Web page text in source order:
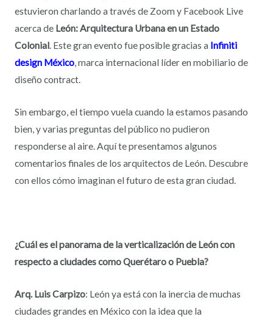
estuvieron charlando a través de Zoom y Facebook Live
acerca de León: Arquitectura Urbana en un Estado
Colonial. Este gran evento fue posible gracias a Infiniti
design México, marca internacional líder en mobiliario de
diseño contract.
Sin embargo, el tiempo vuela cuando la estamos pasando
bien, y varias preguntas del público no pudieron
responderse al aire. Aquí te presentamos algunos
comentarios finales de los arquitectos de León. Descubre
con ellos cómo imaginan el futuro de esta gran ciudad.
¿Cuál es el panorama de la verticalización de León con
respecto a ciudades como Querétaro o Puebla?
Arq. Luis Carpizo: León ya está con la inercia de muchas
ciudades grandes en México con la idea que la